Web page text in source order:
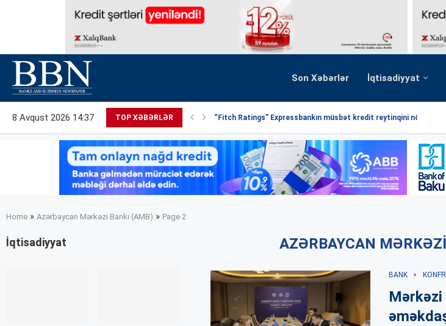
Son Xəbərlər İqtisadiyyat
8 Avqust 2026 14:37 TOP XƏBƏRLƏR “Fitch Ratings” Expressbankın müsbət kredit reytinqini növbəti
Home » Azərbaycan Mərkəzi Bankı (AMB) » Page 2
AZƏRBAYCAN
BANK
Mərkəzi
İqtisadiyyat